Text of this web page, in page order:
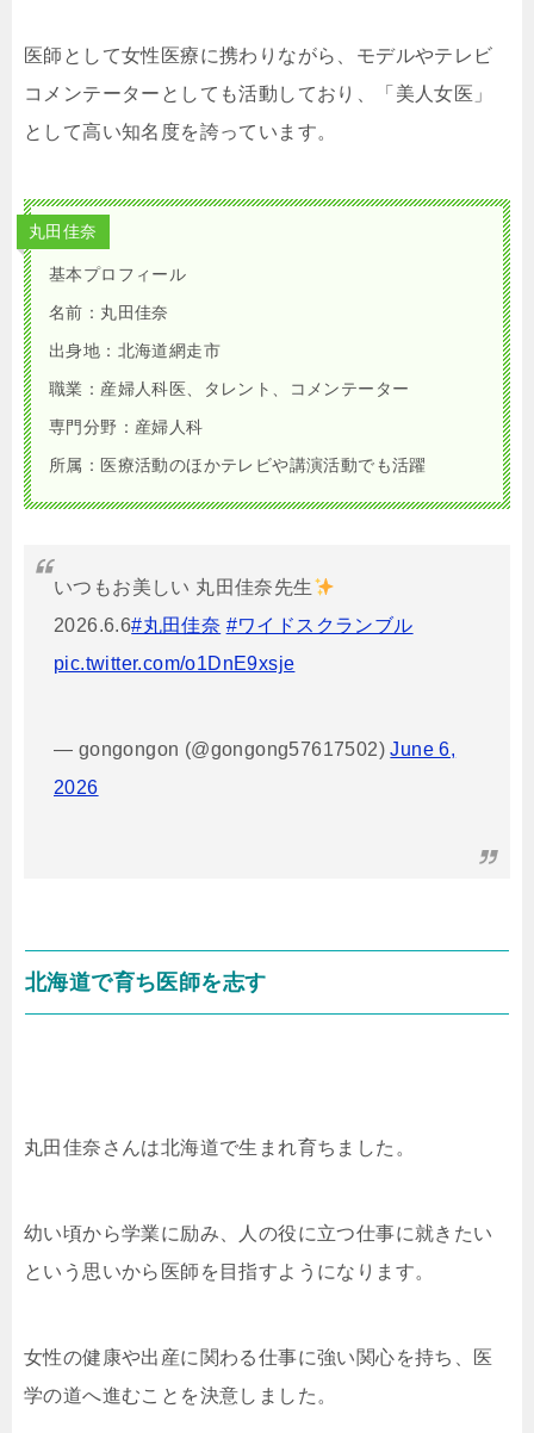
医師として女性医療に携わりながら、モデルやテレビ
コメンテーターとしても活動しており、「美人女医」
として高い知名度を誇っています。
丸田佳奈
基本プロフィール
名前：丸田佳奈
出身地：北海道網走市
職業：産婦人科医、タレント、コメンテーター
専門分野：産婦人科
所属：医療活動のほかテレビや講演活動でも活躍
いつもお美しい 丸田佳奈先生
2026.6.6#丸田佳奈 #ワイドスクランブル
pic.twitter.com/o1DnE9xsje
— gongongon (@gongong57617502)June 6,
2026
北海道で育ち医師を志す
丸田佳奈さんは北海道で生まれ育ちました。
幼い頃から学業に励み、人の役に立つ仕事に就きたい
という思いから医師を目指すようになります。
女性の健康や出産に関わる仕事に強い関心を持ち、医
学の道へ進むことを決意しました。